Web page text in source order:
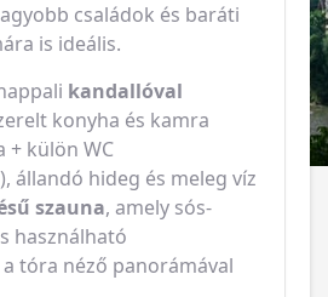
családok és baráti
is ideális.
kandallóval
konyha és kamra
+ külön WC
állandó hideg és meleg víz
szauna, amely sós-
használható
tóra néző panorámával